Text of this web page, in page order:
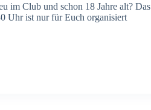
im Club und schon 18 Jahre alt? Das
Uhr ist nur für Euch organisiert